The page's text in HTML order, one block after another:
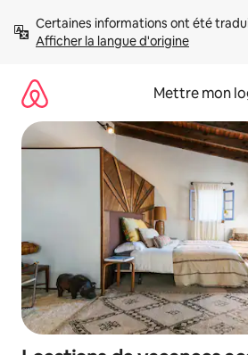
directement
Afficher la langue d'origine
Mettre mon